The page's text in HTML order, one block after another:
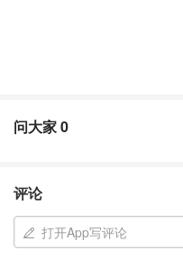
问大家0
评论
打开App写评论